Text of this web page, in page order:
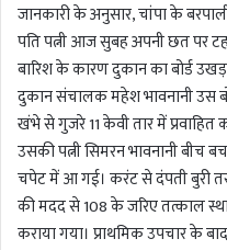
जानकारी के अनुसार, चांपा के
पति पत्नी आज सुबह अपनी छत पर
बारिश के कारण दुकान का बोर्ड
दुकान संचालक महेश भावनानी उस
खंभे से गुजरे 11 केवी तार में
उसकी पत्नी सिमरन भावनानी
चपेट में आ गई। करंट से दंपती बुरी
की मदद से 108 के जरिए तत्काल
कराया गया। प्राथमिक उपचार के